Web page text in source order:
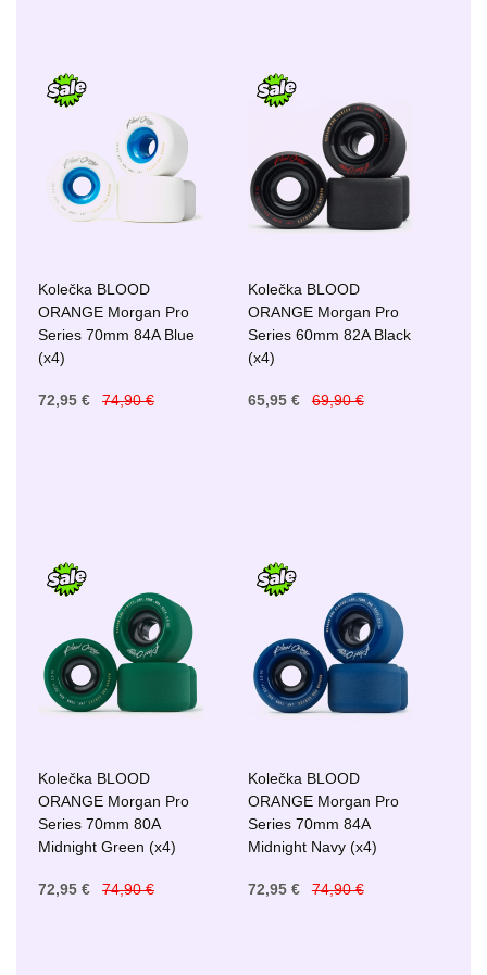
Kolečka BLOOD
ORANGE Morgan Pro
Series 70mm 84A Blue
(x4)
72,95 € 74,90 €
Kolečka BLOOD
ORANGE Morgan Pro
Series 60mm 82A Black
(x4)
65,95 € 69,90 €
Kolečka BLOOD
ORANGE Morgan Pro
Series 70mm 80A
Midnight Green (x4)
72,95 € 74,90 €
Kolečka BLOOD
ORANGE Morgan Pro
Series 70mm 84A
Midnight Navy (x4)
72,95 € 74,90 €